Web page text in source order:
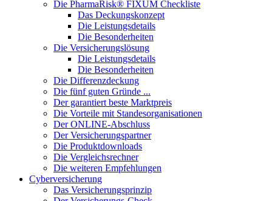
Die PharmaRisk® FIXUM Checkliste
Das Deckungskonzept
Die Leistungsdetails
Die Besonderheiten
Die Versicherungslösung
Die Leistungsdetails
Die Besonderheiten
Die Differenzdeckung
Die fünf guten Gründe ...
Der garantiert beste Marktpreis
Die Vorteile mit Standesorganisationen
Der ONLINE-Abschluss
Der Versicherungspartner
Die Produktdownloads
Die Vergleichsrechner
Die weiteren Empfehlungen
Cyberversicherung
Das Versicherungsprinzip